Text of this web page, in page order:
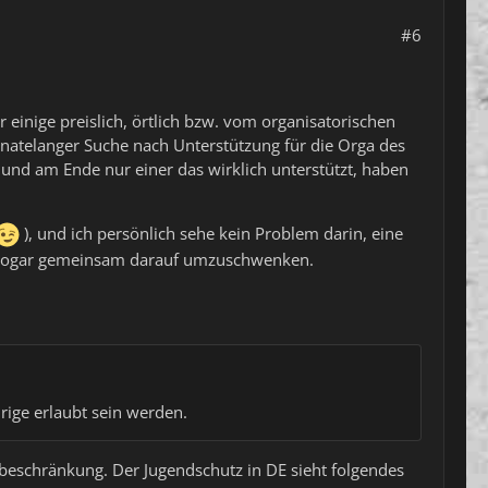
#6
einige preislich, örtlich bzw. vom organisatorischen
Suche nach Unterstützung für die Orga des
am Ende nur einer das wirklich unterstützt, haben
), und ich persönlich sehe kein Problem darin, eine
gemeinsam darauf umzuschwenken.
erlaubt sein werden.
Der Jugendschutz in DE sieht folgendes